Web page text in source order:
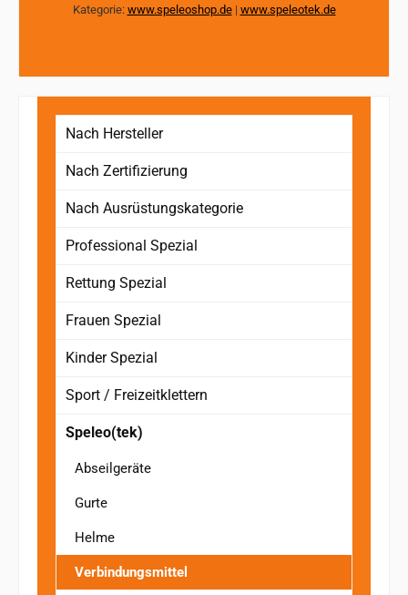
Kategorie: www.speleoshop.de| www.speleotek.de
Nach Hersteller
Nach Zertifizierung
Nach Ausrüstungskategorie
Professional Spezial
Rettung Spezial
Frauen Spezial
Kinder Spezial
Sport / Freizeitklettern
Speleo(tek)
Abseilgeräte
Gurte
Helme
Verbindungsmittel